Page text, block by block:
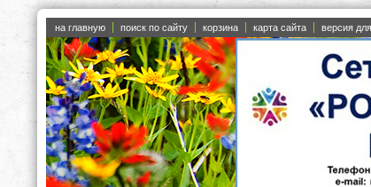
на главную поиск по сайту корзина карта сайта версия